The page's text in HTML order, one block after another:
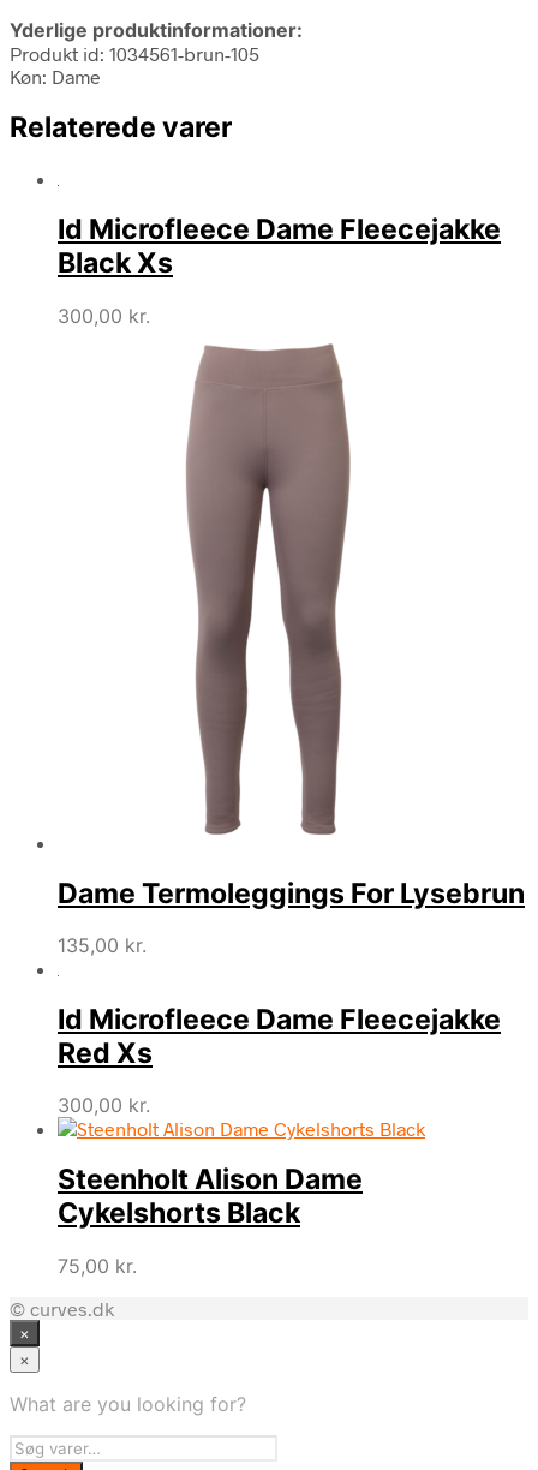
Yderlige produktinformationer:
Produkt id: 1034561-brun-105
Køn: Dame
Relaterede varer
Id Microfleece Dame Fleecejakke
Black Xs
300,00 kr.
Dame Termoleggings For Lysebrun
135,00 kr.
Id Microfleece Dame Fleecejakke
Red Xs
300,00 kr.
Steenholt Alison Dame
Cykelshorts Black
75,00 kr.
© curves.dk
×
×
What are you looking for?